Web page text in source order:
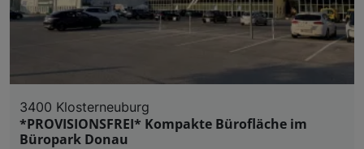
3400 Klosterneuburg
*PROVISIONSFREI* Kompakte Bürofläche im
Büropark Donau